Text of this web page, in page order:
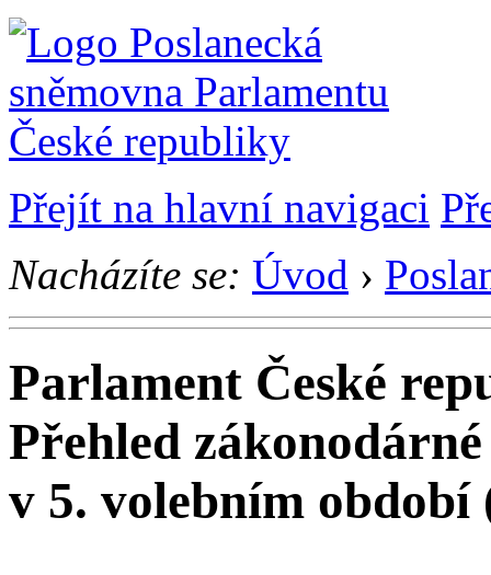
Přejít na hlavní navigaci
Nacházíte se: Úvod ›
Parlament České
Přehled
v 5. volebním období